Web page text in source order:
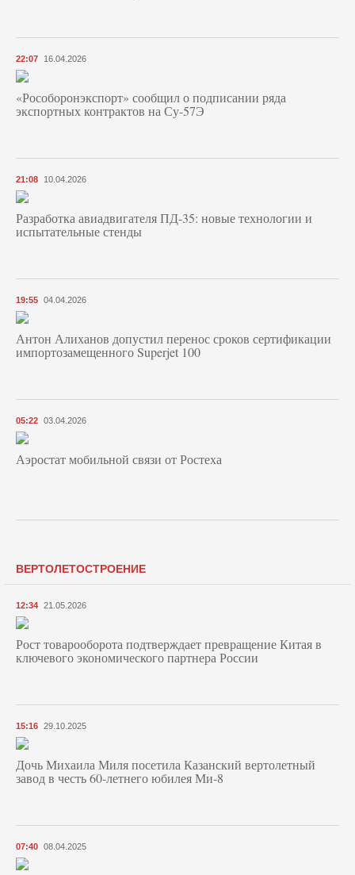
22:07 16.04.2026
«Рособоронэкспорт» сообщил о подписании ряда
экспортных контрактов на Су-57Э
21:08 10.04.2026
Разработка авиадвигателя ПД-35: новые технологии и
испытательные стенды
19:55 04.04.2026
Антон Алиханов допустил перенос сроков сертификации
импортозамещенного Superjet 100
05:22 03.04.2026
Аэростат мобильной связи от Ростеха
ВЕРТОЛЕТОСТРОЕНИЕ
12:34 21.05.2026
Рост товарооборота подтверждает превращение Китая в
ключевого экономического партнера России
15:16 29.10.2025
Дочь Михаила Миля посетила Казанский вертолетный
завод в честь 60-летнего юбилея Ми-8
07:40 08.04.2025